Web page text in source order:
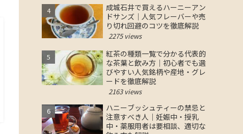
成城石井で買えるハーニーアン
ドサンズ｜人気フレーバーや売
り切れ回避のコツを徹底解説
2275 views
紅茶の種類一覧で分かる代表的
な茶葉と飲み方｜初心者でも選
びやすい人気銘柄や産地・グレ
ードを徹底解説
2163 views
ハニーブッシュティーの禁忌と
注意すべき人｜妊娠中・授乳
中・薬服用者は要相談、適切な